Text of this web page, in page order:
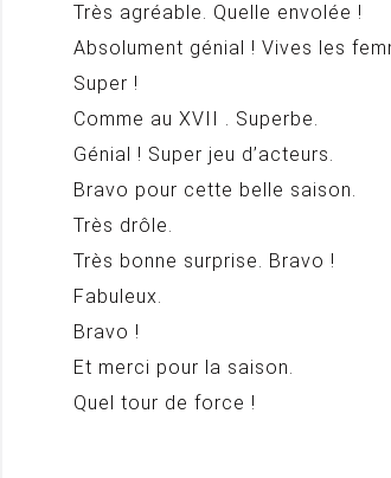
Très agréable. Quelle envolée !
Absolument génial ! Vives les
Super !
Comme au XVII . Superbe.
Génial ! Super jeu d’acteurs.
Bravo pour cette belle saison.
Très drôle.
Très bonne surprise. Bravo !
Fabuleux.
Bravo !
Et merci pour la saison.
Quel tour de force !